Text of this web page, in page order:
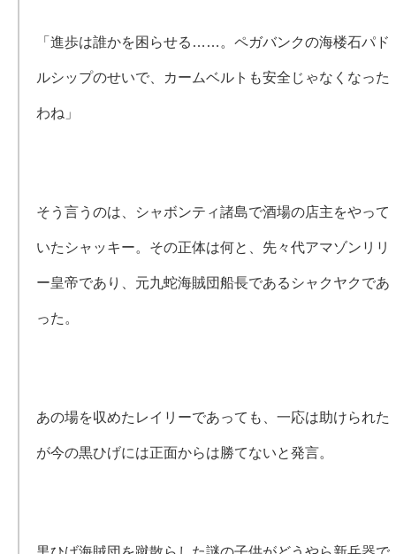
「進歩は誰かを困らせる……。ペガバンクの海楼石パド
ルシップのせいで、カームベルトも安全じゃなくなった
わね」
そう言うのは、シャボンティ諸島で酒場の店主をやって
いたシャッキー。その正体は何と、先々代アマゾンリリ
ー皇帝であり、元九蛇海賊団船長であるシャクヤクであ
った。
あの場を収めたレイリーであっても、一応は助けられた
が今の黒ひげには正面からは勝てないと発言。